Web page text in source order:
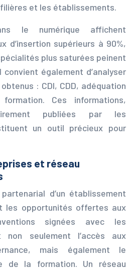
et les établissements.
le numérique affichent
d’insertion supérieurs à 90%,
plus saturées peinent
également d’analyser
: CDI, CDD, adéquation
Ces informations,
publiées par les
un outil précieux pour
et réseau
d’un établissement
les opportunités offertes aux
signées avec les
non seulement l’accès aux
mais également le
de la formation. Un réseau